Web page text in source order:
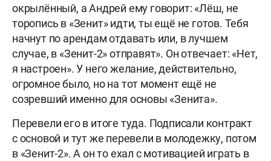
окрылённый, а Андрей ему говорит: «Лёш, не
торопись в «Зенит» идти, ты ещё не готов. Тебя
начнут по арендам отдавать или, в лучшем
случае, в «Зенит-2» отправят». Он отвечает: «Нет,
я настроен». У него желание, действительно,
огромное было, но на тот момент ещё не
созревший именно для основы «Зенита».
Перевели его в итоге туда. Подписали контракт
с основой и тут же перевели в молодежку, потом
в «Зенит-2». А он то ехал с мотивацией играть в